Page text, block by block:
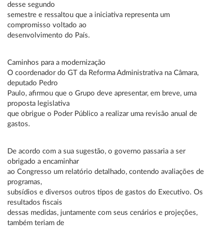
desse segundo
semestre e ressaltou que a iniciativa representa um
compromisso voltado ao
desenvolvimento do País.
Caminhos para a modernização
O coordenador do GT da Reforma Administrativa na Câmara,
deputado Pedro
Paulo, afirmou que o Grupo deve apresentar, em breve, uma
proposta legislativa
que obrigue o Poder Público a realizar uma revisão anual de
gastos.
De acordo com a sua sugestão, o governo passaria a ser
obrigado a encaminhar
ao Congresso um relatório detalhado, contendo avaliações de
programas,
subsídios e diversos outros tipos de gastos do Executivo. Os
resultados fiscais
dessas medidas, juntamente com seus cenários e projeções,
também teriam de